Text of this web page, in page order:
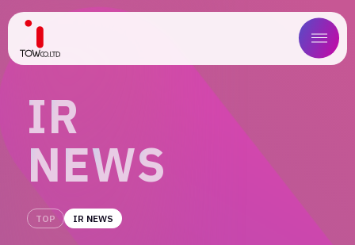
ABOUT US
WORKS
IR
NEWS
TOP IR NEWS